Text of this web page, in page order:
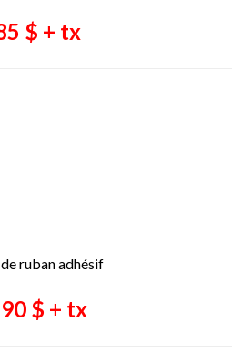
$ + tx
ruban adhésif
$ + tx